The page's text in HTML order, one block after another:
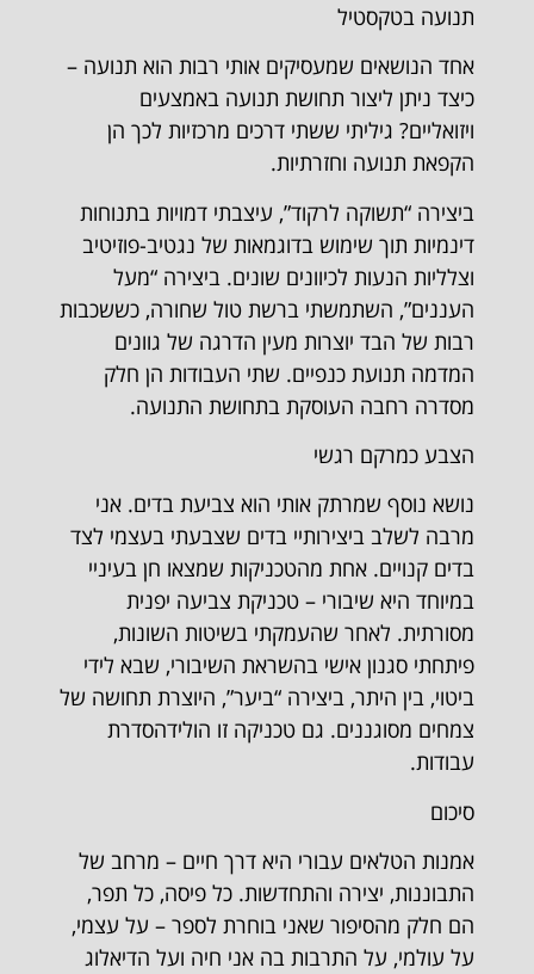
תנועה בטקסטיל
אחד הנושאים שמעסיקים אותי רבות הוא תנועה –
כיצד ניתן ליצור תחושת תנועה באמצעים
ויזואליים? גיליתי ששתי דרכים מרכזיות לכך הן
הקפאת תנועה וחזרתיות.
ביצירה “תשוקה לרקוד”, עיצבתי דמויות בתנוחות
דינמיות תוך שימוש בדוגמאות של נגטיב-פוזיטיב
וצלליות הנעות לכיוונים שונים. ביצירה “מעל
העננים”, השתמשתי ברשת טול שחורה, כששכבות
רבות של הבד יוצרות מעין הדרגה של גוונים
המדמה תנועת כנפיים. שתי העבודות הן חלק
מסדרה רחבה העוסקת בתחושת התנועה.
הצבע כמרקם רגשי
נושא נוסף שמרתק אותי הוא צביעת בדים. אני
מרבה לשלב ביצירותיי בדים שצבעתי בעצמי לצד
בדים קנויים. אחת מהטכניקות שמצאו חן בעיניי
במיוחד היא שיבורי – טכניקת צביעה יפנית
מסורתית. לאחר שהעמקתי בשיטות השונות,
פיתחתי סגנון אישי בהשראת השיבורי, שבא לידי
ביטוי, בין היתר, ביצירה “ביער”, היוצרת תחושה של
צמחים מסוגננים. גם טכניקה זו הולידהסדרת
עבודות.
סיכום
אמנות הטלאים עבורי היא דרך חיים – מרחב של
התבוננות, יצירה והתחדשות. כל פיסה, כל תפר,
הם חלק מהסיפור שאני בוחרת לספר – על עצמי,
על עולמי, על התרבות בה אני חיה ועל הדיאלוג